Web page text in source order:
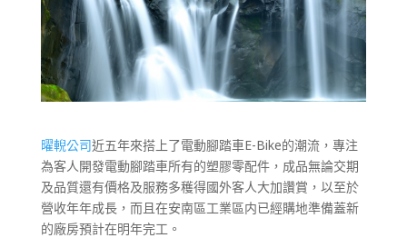
曜輗公司近五年來搭上了電動腳踏車E-Bike的潮流，專注
為客人開發電動腳踏車所有的塑膠零配件，成品無論交期
及品質還有價格及服務多穫得國外客人大加讚賞，以至於
營收年年成長，而且在安南區工業區内已經購地準備蓋新
的廠房預計在明年完工。